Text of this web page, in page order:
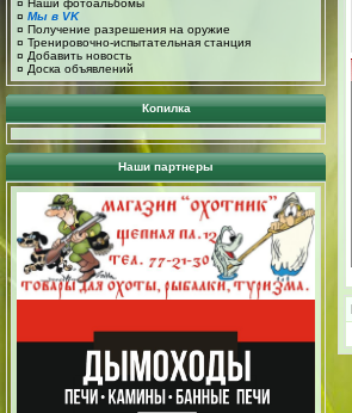
¤ Наши фотоальбомы
¤ Мы в VK
¤ Получение разрешения на оружие
¤ Тренировочно-испытательная станция
¤ Добавить новость
¤ Доска объявлений
Копилка
Наши партнеры